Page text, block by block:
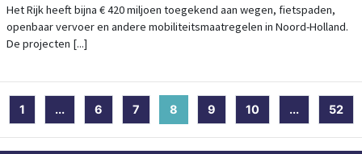
Het Rijk heeft bijna € 420 miljoen toegekend aan wegen, fietspaden,
openbaar vervoer en andere mobiliteitsmaatregelen in Noord-Holland.
De projecten [...]
1 ... 6 7 8 (current)
9 10 ... 52